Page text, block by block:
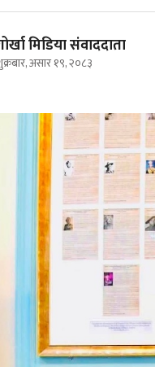
मिडिया संवाददाता
असार १९, २०८३